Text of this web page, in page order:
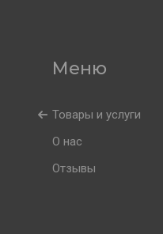
Товары и услуги
О нас
Отзывы